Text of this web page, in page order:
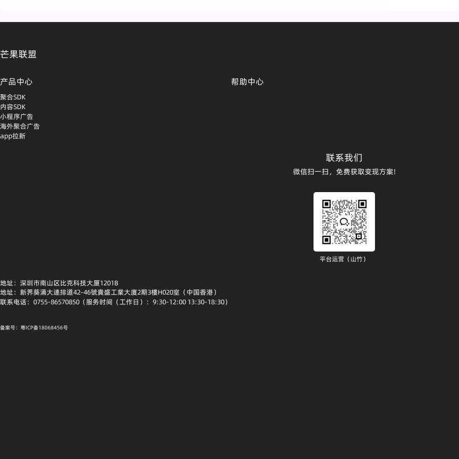
芒果联盟
产品中心
聚合SDK
内容SDK
小程序广告
海外聚合广告
app拉新
帮助中心
联系我们
微信扫一扫，免费获取变现方案!
平台运营（山竹）
地址：深圳市南山区比克科技大厦1201B
地址：新界葵涌大連排道42-46號貴盛工業大廈2期3樓H020室（中国香港）
联系电话：0755-86570850（服务时间（工作日）：9:30-12:00 13:30-18:30）
备案号：粤ICP备18068456号